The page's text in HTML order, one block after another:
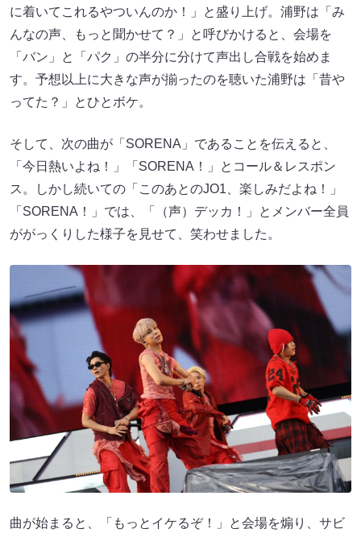
に着いてこれるやついんのか！」と盛り上げ。浦野は「み
んなの声、もっと聞かせて？」と呼びかけると、会場を
「バン」と「パク」の半分に分けて声出し合戦を始めま
す。予想以上に大きな声が揃ったのを聴いた浦野は「昔や
ってた？」とひとボケ。
そして、次の曲が「SORENA」であることを伝えると、
「今日熱いよね！」「SORENA！」とコール＆レスポン
ス。しかし続いての「このあとのJO1、楽しみだよね！」
「SORENA！」では、「（声）デッカ！」とメンバー全員
ががっくりした様子を見せて、笑わせました。
曲が始まると、「もっとイケるぞ！」と会場を煽り、サビ